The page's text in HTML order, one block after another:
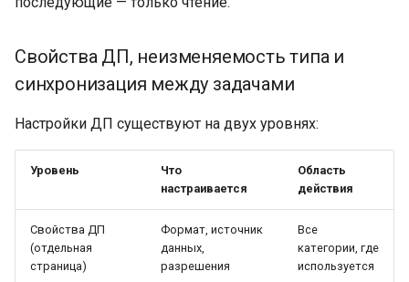
Свойства ДП, неизменяемость типа и
синхронизация между задачами
Настройки ДП существуют на двух уровнях:
Уровень
Что
настраивается
Область
действия
Свойства ДП
(отдельная
страница)
Формат, источник
данных,
разрешения
Все
категории, где
используется